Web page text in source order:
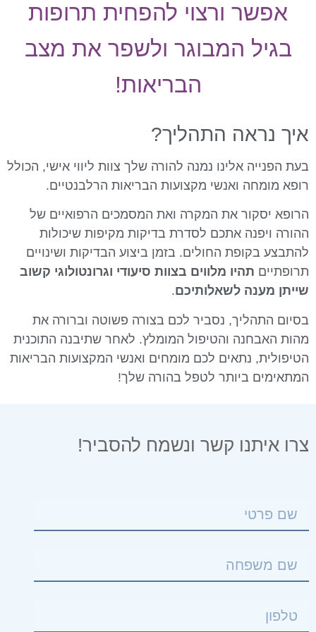
אפשר ורצוי להפחית תרופות
בגיל המבוגר ולשפר את מצב
הבריאות!
נראה התהליך?
הפנייה אלינו נמנה להורה שלך צוות ליווי אישי, הכולל
מומחה ואנשי מקצועות הבריאות הרלבנטיים.
יסקור את המקרה ואת המסמכים הרפואיים של
ויפנה אתכם לסדרת בדיקות מקיפות שיכולות
בקופת החולים. בזמן ביצוע הבדיקות ושינויים
תהיו מלווים בצוות סיעודי וגרונטולוגי קשוב
מענה לשאלותיכם.
התהליך, נסביר לכם בצורה פשוטה וברורה את
האבחנה והטיפול המומלץ. לאחר שתיבנה התוכנית
נתאים לכם מומחים ואנשי המקצועות הבריאות
ביותר לטפל בהורה שלך!
איתנו קשר ונשמח להסביר!